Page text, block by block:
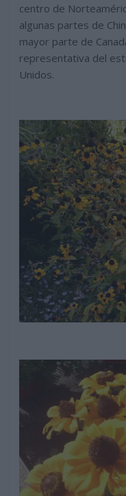
centro de
algunas partes de
mayor parte de
representativa del
Unidos.